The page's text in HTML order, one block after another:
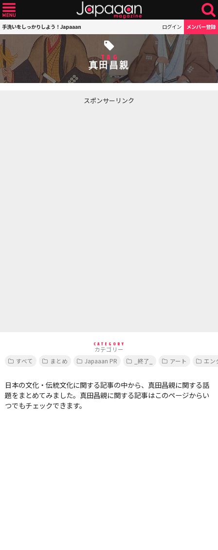
手洗いをしっかりしよう！Japaaan ログイン メンバー登録
TAG
真田昌親
スポンサーリンク
CATEGORY
カテゴリー
すべて
まとめ Japaaan PR _終了_ アート エン
日本の文化・伝統文化に関する記事の中から、真田昌親に関する話
題をまとめてみました。真田昌親に関する記事はこのページからい
つでもチェックできます。